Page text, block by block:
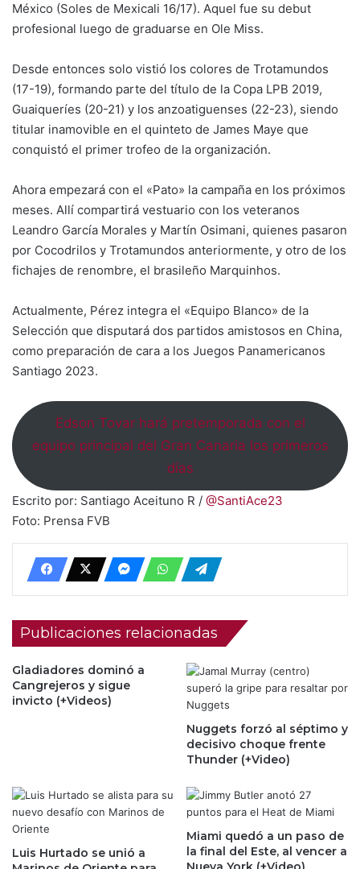
México (Soles de Mexicali 16/17). Aquel fue su debut
profesional luego de graduarse en Ole Miss.
Desde entonces solo vistió los colores de Trotamundos
(17-19), formando parte del título de la Copa LPB 2019,
Guaiqueríes (20-21) y los anzoatiguenses (22-23), siendo
titular inamovible en el quinteto de James Maye que
conquistó el primer trofeo de la organización.
Ahora empezará con el «Pato» la campaña en los próximos
meses. Allí compartirá vestuario con los veteranos
Leandro García Morales y Martín Osimani, quienes pasaron
por Cocodrilos y Trotamundos anteriormente, y otro de los
fichajes de renombre, el brasileño Marquinhos.
Actualmente, Pérez integra el «Equipo Blanco» de la
Selección que disputará dos partidos amistosos en China,
como preparación de cara a los Juegos Panamericanos
Santiago 2023.
Edson Tovar hará pretemporada con el
equipo principal del Gran Canaria los primeros
días
Escrito por: Santiago Aceituno R / @SantiAce23
Foto: Prensa FVB
Publicaciones relacionadas
Gladiadores dominó a
Cangrejeros y sigue
invicto (+Videos)
Nuggets forzó al séptimo y
decisivo choque frente
Thunder (+Video)
Luis Hurtado se unió a
Miami quedó a un paso de
la final del Este, al vencer a